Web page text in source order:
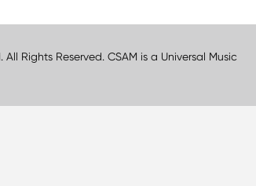
All Rights Reserved. CSAM is a Universal Music